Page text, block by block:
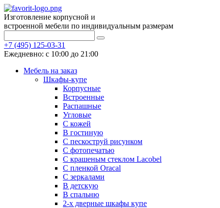
Изготовление корпусной и
встроенной мебели по индивидуальным размерам
+7 (495) 125-03-31
Ежедневно: с 10:00 до 21:00
Мебель на заказ
Шкафы-купе
Корпусные
Встроенные
Распашные
Угловые
С кожей
В гостиную
С пескоструй рисунком
С фотопечатью
С крашеным стеклом Lacobel
С пленкой Oracal
С зеркалами
В детскую
В спальню
2-х дверные шкафы купе